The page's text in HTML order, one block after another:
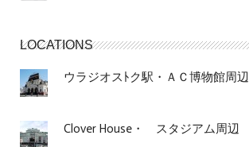
LOCATIONS
ウラジオスﾄク駅・ＡＣ博物館周辺
Clover House・ スタジアム周辺